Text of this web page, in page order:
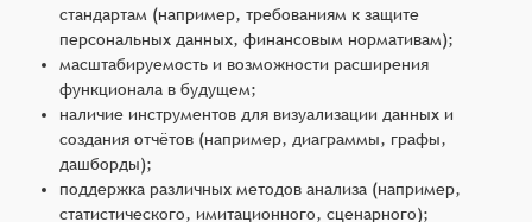
стандартам (например, требованиям к защите
персональных данных, финансовым нормативам);
масштабируемость и возможности расширения
функционала в будущем;
наличие инструментов для визуализации данных и
создания отчётов (например, диаграммы, графы,
дашборды);
поддержка различных методов анализа (например,
статистического, имитационного, сценарного);